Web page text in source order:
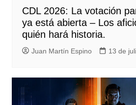
CDL 2026: La votación
ya está abierta – Los
quién hará historia.
Juan Martín Espino 13 de